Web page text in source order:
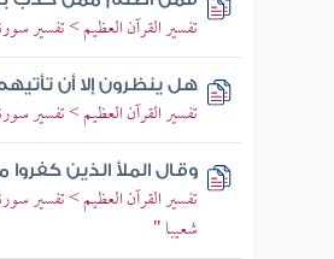
تفسير القرآن العظيم > تفسير
هل ينظرون إلا أن
تفسير القرآن العظيم > تفسير
وقال الملأ الذين
تفسير القرآن العظيم > تفسير
شعيبا "